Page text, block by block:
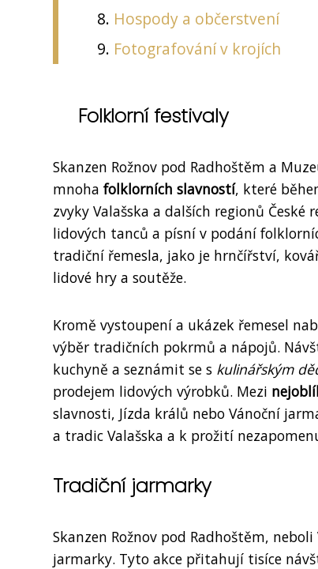
Hospody a občerstvení
Fotografování v krojích
Folklorní festivaly
Skanzen Rožnov pod Radhoštěm a
mnoha folklorních slavností, které
zvyky Valašska a dalších regionů
lidových tanců a písní v podání
tradiční řemesla, jako je hrnčířství,
lidové hry a soutěže.
Kromě vystoupení a ukázek řemesel
výběr tradičních pokrmů a nápojů.
kuchyně a seznámit se s kulinářským
prodejem lidových výrobků. Mezi
slavnosti, Jízda králů nebo Vánoční
a tradic Valašska a k prožití
Tradiční jarmarky
Skanzen Rožnov pod Radhoštěm,
jarmarky. Tyto akce přitahují tisíce